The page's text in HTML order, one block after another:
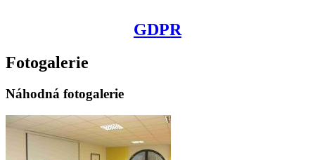
GDPR
Fotogalerie
Náhodná fotogalerie